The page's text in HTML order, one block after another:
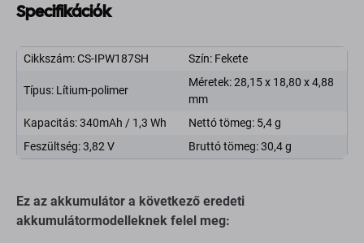
Specifikációk
Cikkszám: CS-IPW187SH Szín: Fekete
Típus: Lítium-polimer
Méretek: 28,15 x 18,80 x 4,88
mm
Kapacitás: 340mAh / 1,3 Wh
Nettó tömeg: 5,4 g
Feszültség: 3,82 V
Bruttó tömeg: 30,4 g
Ez az akkumulátor a következő eredeti
akkumulátormodelleknek felel meg: